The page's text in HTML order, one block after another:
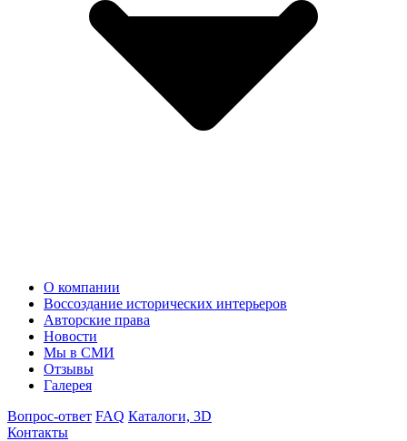
О компании
Воссоздание исторических интерьеров
Авторские права
Новости
Мы в СМИ
Отзывы
Галерея
Вопрос-ответ FAQ Каталоги, 3D
Контакты